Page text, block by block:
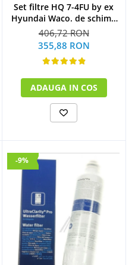
Set filtre HQ 7-4FU by ex
Hyundai Waco. de schimb
la 1 an
(1xSediment+2xPost
Carbon Block+1xMulti U.F
Plus)
406,72 RON
355,88 RON
ADAUGA IN COS
-9%